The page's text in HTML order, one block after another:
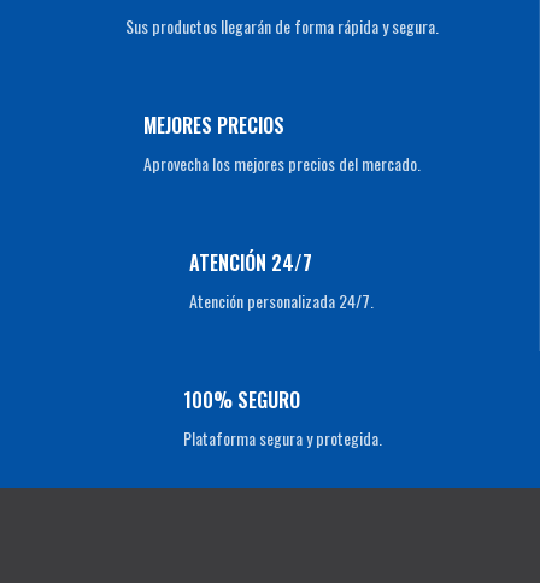
Sus productos llegarán de forma rápida y segura.
MEJORES PRECIOS
Aprovecha los mejores precios del mercado.
ATENCIÓN 24/7
Atención personalizada 24/7.
100% SEGURO
Plataforma segura y protegida.